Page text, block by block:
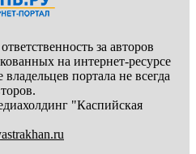
за авторов
на интернет-ресурсе
портала не всегда
"Каспийская